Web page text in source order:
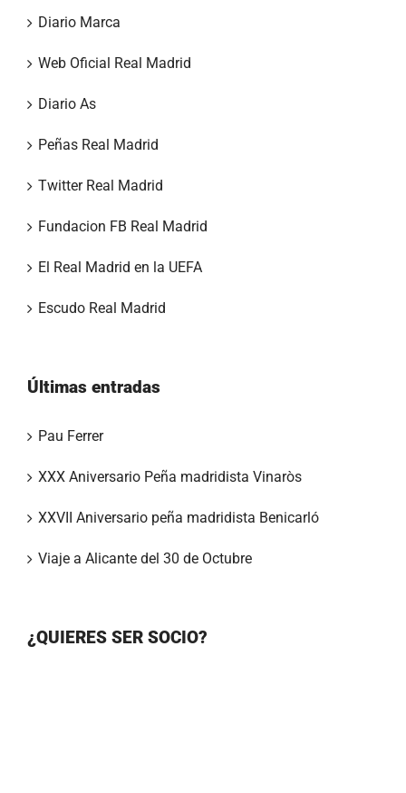
Diario Marca
Web Oficial Real Madrid
Diario As
Peñas Real Madrid
Twitter Real Madrid
Fundacion FB Real Madrid
El Real Madrid en la UEFA
Escudo Real Madrid
Últimas entradas
Pau Ferrer
XXX Aniversario Peña madridista Vinaròs
XXVII Aniversario peña madridista Benicarló
Viaje a Alicante del 30 de Octubre
¿QUIERES SER SOCIO?